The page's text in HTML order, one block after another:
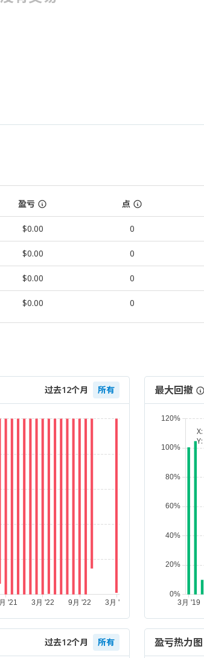
盈亏 点
$0.00 0
$0.00 0
$0.00 0
$0.00 0
过去12个月 所有 最大回撤
X:
Y:
过去12个月 所有 盈亏热力图